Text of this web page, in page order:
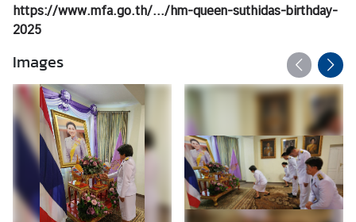
K
T
A
L
N
O
Ś
C
I
https://www.mfa.go.th/.../hm-queen-suthidas-birthday-
2025
Images